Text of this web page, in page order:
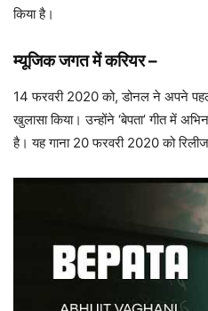
किया है।
म्यूजिक जगत में करियर–
14 फरवरी 2020 को, डोनल ने अपने
खुलासा किया। उन्होंने ‘बेपता’ गीत में
है। यह गाना 20 फरवरी 2020 को रिलीज